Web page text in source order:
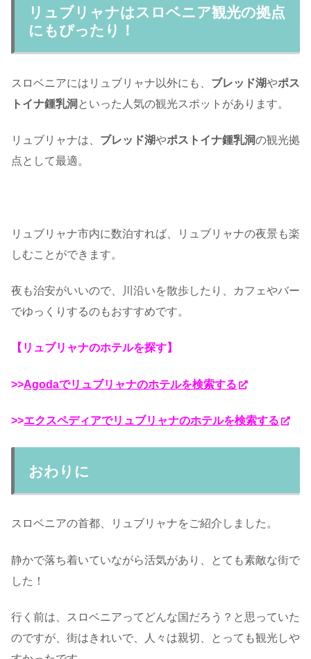
リュブリャナはスロベニア観光の拠点
にもぴったり！
スロベニアにはリュブリャナ以外にも、 ブレッド湖やポス
トイナ鍾乳洞 といった人気の観光スポットがあります。
リュブリャナは、 ブレッド湖やポストイナ鍾乳洞の観光拠
点として最適。
リュブリャナ市内に数泊すれば、リュブリャナの夜景も楽
しむことができます。
夜も治安がいいので、川沿いを散歩したり、カフェやバー
でゆっくりするのもおすすめです。
【リュブリャナのホテルを探す】
>>Agodaでリュブリャナのホテルを検索する
>>エクスペディアでリュブリャナのホテルを検索する
おわりに
スロベニアの首都、リュブリャナをご紹介しました。
静かで落ち着いていながら活気があり、とても素敵な街で
した！
行く前は、スロベニアってどんな国だろう？と思っていた
のですが、街はきれいで、人々は親切、とっても観光しや